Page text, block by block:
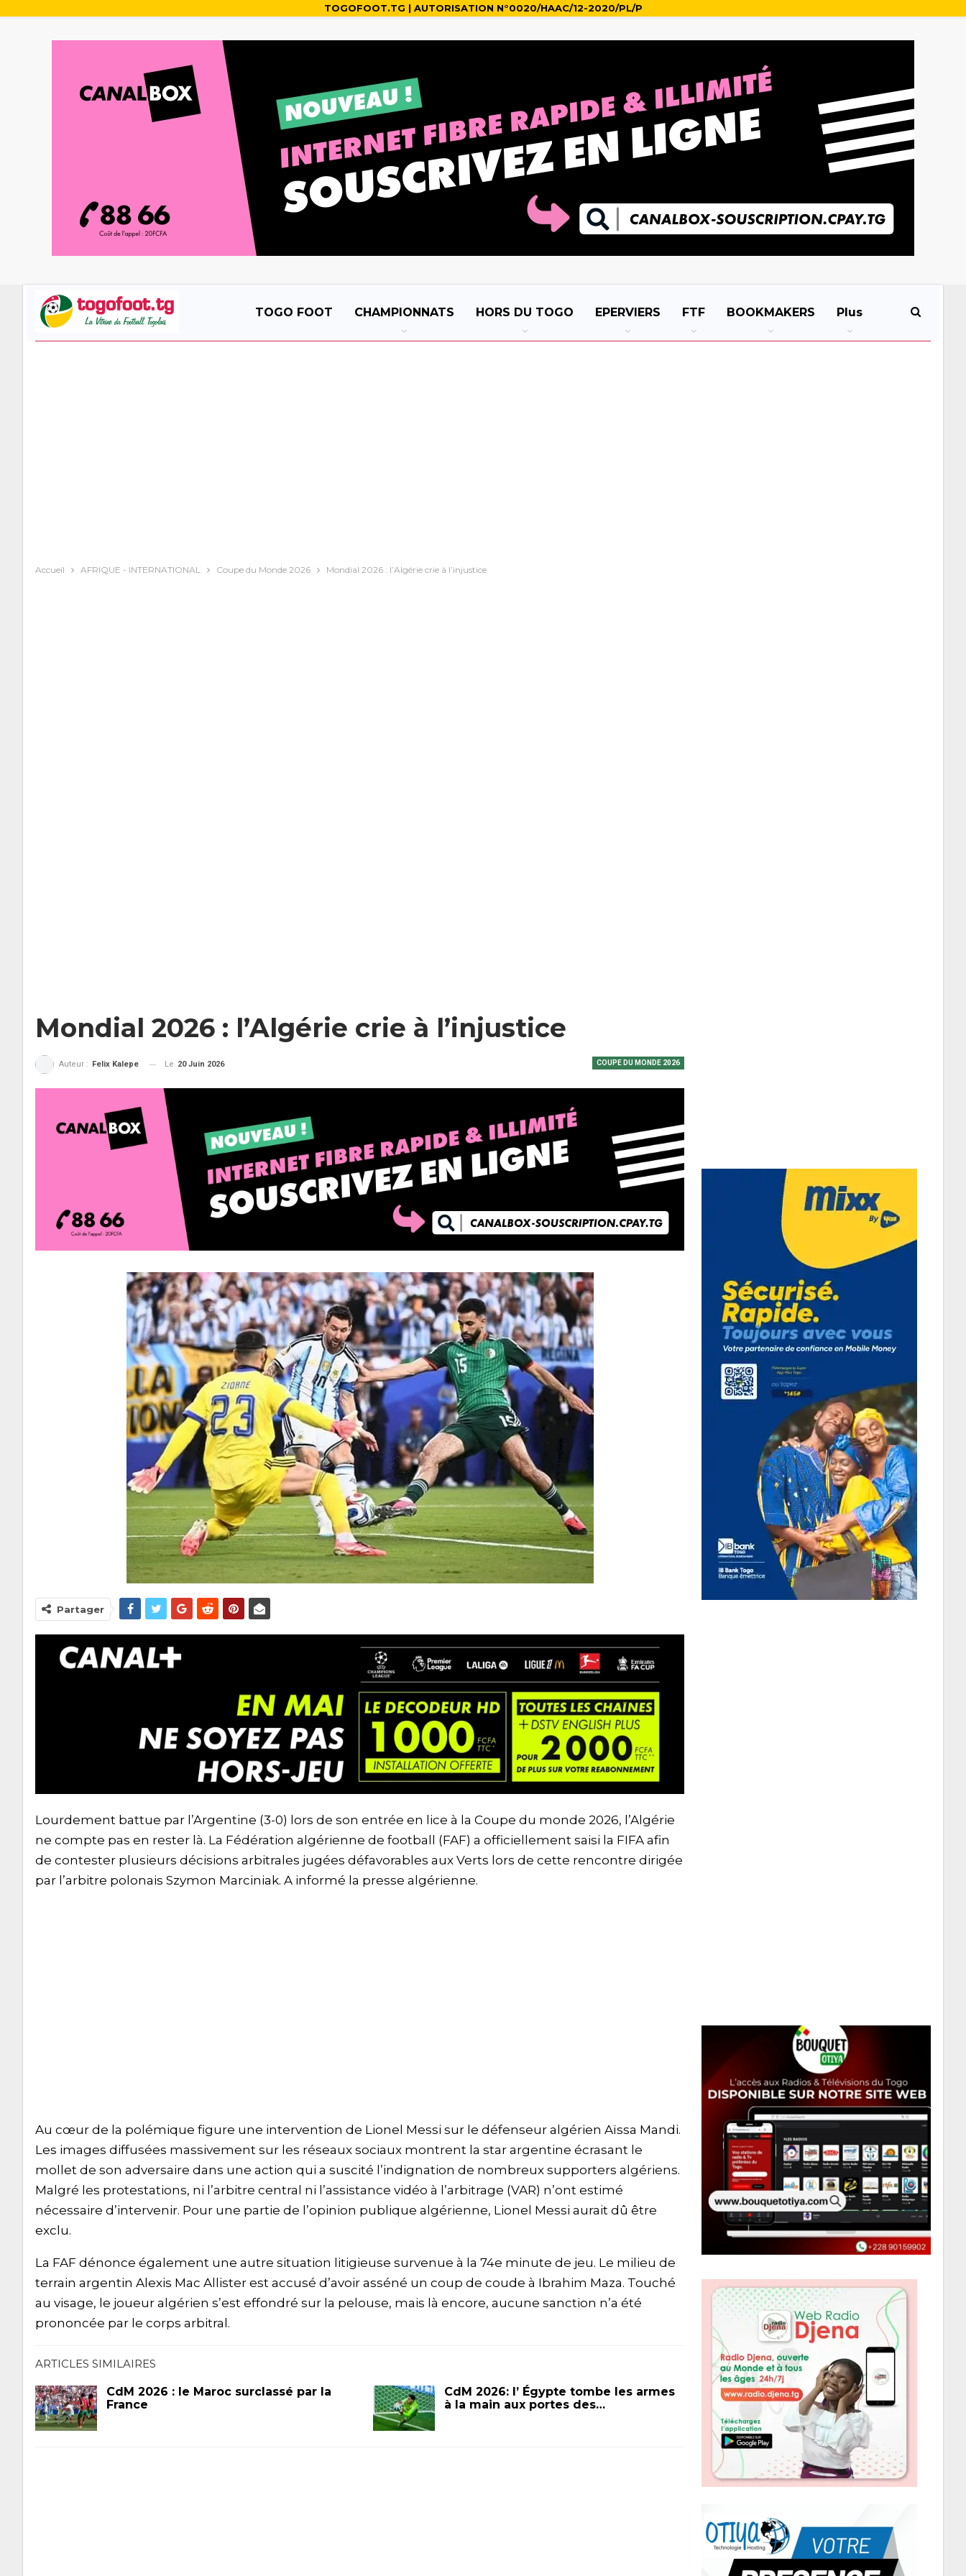
TOGOFOOT.TG | AUTORISATION N°0020/HAAC/12-2020/PL/P
TOGO FOOT CHAMPIONNATS HORS DU TOGO EPERVIERS FTF BOOKMAKERS Plus
Accueil AFRIQUE - INTERNATIONAL Coupe du Monde 2026 Mondial 2026 : l’Algérie crie à l’injustice
Mondial 2026 : l’Algérie crie à l’injustice
COUPE DU MONDE 2026
Auteur : Felix Kalepe Le 20 Juin 2026
Partager
Lourdement battue par l’Argentine (3-0) lors de son entrée en lice à la Coupe du monde 2026, l’Algérie
ne compte pas en rester là. La Fédération algérienne de football (FAF) a officiellement saisi la FIFA afin
de contester plusieurs décisions arbitrales jugées défavorables aux Verts lors de cette rencontre dirigée
par l’arbitre polonais Szymon Marciniak. A informé la presse algérienne.
Au cœur de la polémique figure une intervention de Lionel Messi sur le défenseur algérien Aïssa Mandi.
Les images diffusées massivement sur les réseaux sociaux montrent la star argentine écrasant le
mollet de son adversaire dans une action qui a suscité l’indignation de nombreux supporters algériens.
Malgré les protestations, ni l’arbitre central ni l’assistance vidéo à l’arbitrage (VAR) n’ont estimé
nécessaire d’intervenir. Pour une partie de l’opinion publique algérienne, Lionel Messi aurait dû être
exclu.
La FAF dénonce également une autre situation litigieuse survenue à la 74e minute de jeu. Le milieu de
terrain argentin Alexis Mac Allister est accusé d’avoir asséné un coup de coude à Ibrahim Maza. Touché
au visage, le joueur algérien s’est effondré sur la pelouse, mais là encore, aucune sanction n’a été
prononcée par le corps arbitral.
ARTICLES SIMILAIRES
CdM 2026 : le Maroc surclassé par la
France
CdM 2026: l’ Égypte tombe les armes
à la main aux portes des…